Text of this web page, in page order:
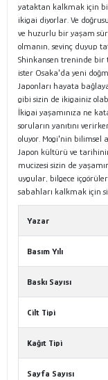
yataktan kalkmak için
ikigai diyorlar. Ve
ve huzurlu bir yaşam
olmanın, sevinç duyup
Shinkansen treninde bir
ister Osaka'da yeni
Japonları hayata
gibi sizin de ikigainiz
İkigai yaşamınıza ne
soruların yanıtını
oluyor. Mogi'nin bilimsel
Japon kültürü ve
mucizesi sizin de
uygular, bilgece
sabahları kalkmak için
Yazar
Basım Yılı
Baskı Sayısı
Cilt Tipi
Kağıt Tipi
Sayfa Sayısı